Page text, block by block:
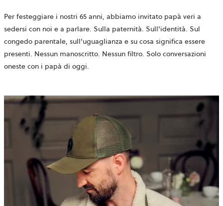
Per festeggiare i nostri 65 anni, abbiamo invitato papà veri a
sedersi con noi e a parlare. Sulla paternità. Sull'identità. Sul
congedo parentale, sull'uguaglianza e su cosa significa essere
presenti. Nessun manoscritto. Nessun filtro. Solo conversazioni
oneste con i papà di oggi.